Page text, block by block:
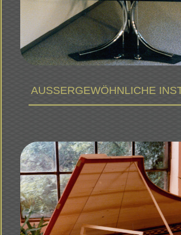
AUSSERGEWÖHNLICHE